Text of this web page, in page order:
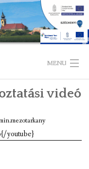
MENU
videó
youtube}